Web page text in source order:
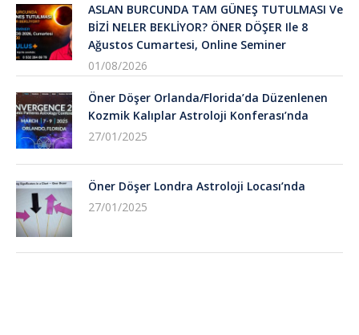
ASLAN BURCUNDA TAM GÜNEŞ TUTULMASI Ve
BİZİ NELER BEKLİYOR? ÖNER DÖŞER Ile 8
Ağustos Cumartesi, Online Seminer
01/08/2026
Öner Döşer Orlanda/Florida’da Düzenlenen
Kozmik Kalıplar Astroloji Konferası’nda
27/01/2025
Öner Döşer Londra Astroloji Locası’nda
27/01/2025